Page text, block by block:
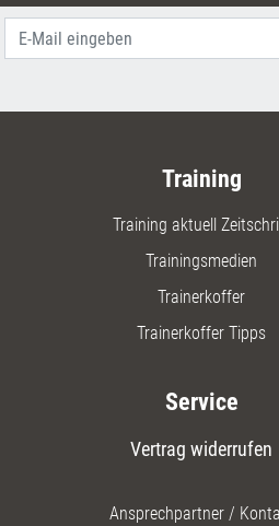
Training
Training aktuell
Trainingsmedien
Trainerkoffer
Trainerkoffer Tipps
Service
Vertrag widerrufen
Ansprechpartner /